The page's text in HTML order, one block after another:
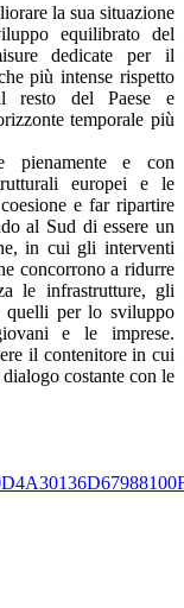
la sua situazione
equilibrato del
dedicate per il
più intense rispetto
resto del Paese e
temporale più
pienamente e con
europei e le
e far ripartire
al Sud di essere un
in cui gli interventi
concorrono a ridurre
le infrastrutture, gli
quelli per lo sviluppo
e le imprese.
il contenitore in cui
costante con le